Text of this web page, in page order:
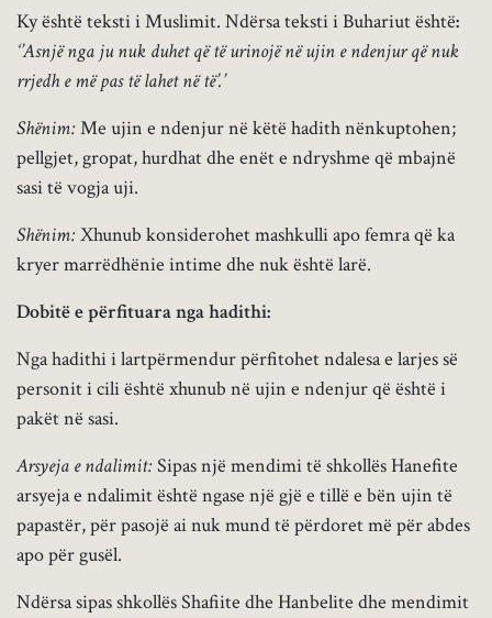
Ky është teksti i Muslimit. Ndërsa teksti i Buhariut është:
‘’Asnjë nga ju nuk duhet që të urinojë në ujin e ndenjur që nuk
rrjedh e më pas të lahet në të’.’
Shënim:Me ujin e ndenjur në këtë hadith nënkuptohen;
pellgjet, gropat, hurdhat dhe enët e ndryshme që mbajnë
sasi të vogja uji.
Shënim:Xhunub konsiderohet mashkulli apo femra që ka
kryer marrëdhënie intime dhe nuk është larë.
Dobitë e përfituara nga hadithi:
Nga hadithi i lartpërmendur përfitohet ndalesa e larjes së
personit i cili është xhunub në ujin e ndenjur që është i
pakët në sasi.
Arsyeja e ndalimit:Sipas një mendimi të shkollës Hanefite
arsyeja e ndalimit është ngase një gjë e tillë e bën ujin të
papastër, për pasojë ai nuk mund të përdoret më për abdes
apo për gusël.
Ndërsa sipas shkollës Shafiite dhe Hanbelite dhe mendimit